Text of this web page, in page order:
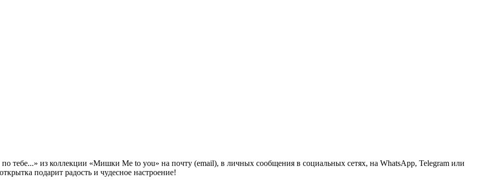
тебе...» из коллекции «Мишки Me to you» на почту (email), в личных сообщения в социальных сетях, на WhatsApp, Telegram или
подарит радость и чудесное настроение!